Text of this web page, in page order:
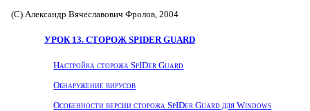
(С) Александр Вячеславович Фролов, 2004
УРОК 13. СТОРОЖ SPIDER GUARD
Настройка сторожаSpIDer Guard
Обнаружение вирусов
Особенности версии сторожаSpIDer Guard дляWindows